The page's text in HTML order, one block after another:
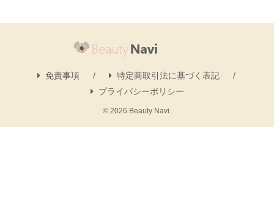
免責事項
特定商取引法に基づく表記
プライバシーポリシー
© 2026 Beauty Navi.